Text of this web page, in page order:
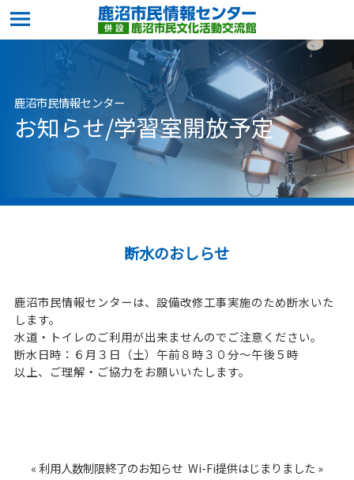
鹿沼市民情報センター
お知らせ/学習室開放予定
断水のおしらせ
鹿沼市民情報センターは、設備改修工事実施のため断水いた
します。
水道・トイレのご利用が出来ませんのでご注意ください。
断水日時：６月３日（土）午前８時３０分～午後５時
以上、ご理解・ご協力をお願いいたします。
« 利用人数制限終了のお知らせ Wi-Fi提供はじまりました »